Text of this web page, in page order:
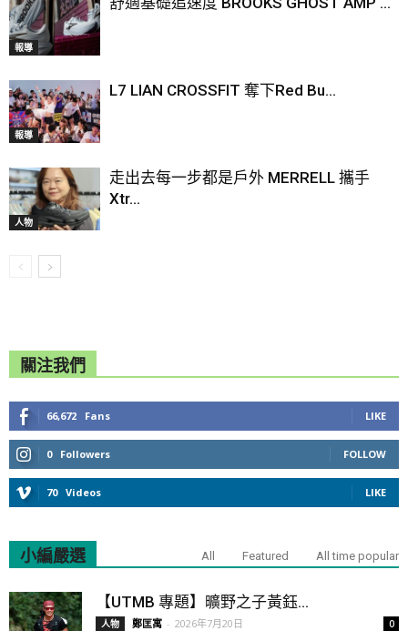
報導
報導
L7 LIAN CROSSFIT 奪下Red Bu...
人物
走出去每一步都是戶外 MERRELL 攜手
Xtr...
關注我們
66,672 Fans LIKE
0 Followers FOLLOW
70 Videos LIKE
小編嚴選 All Featured All time popular
【UTMB 專題】曠野之子黃鈺...
人物 鄭匡寓 - 2026年7月20日 0